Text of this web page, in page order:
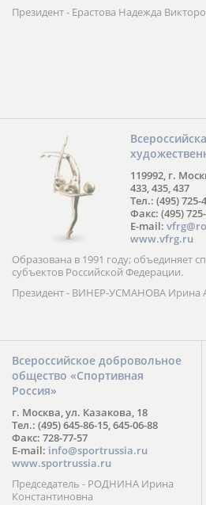
Президент - Ерастова Надежда
119992, г.
433, 435, 437
Тел.: (495) 725-
Факс: (495)
E-mail:
www.vfrg.ru
Образована в 1991 году; объединяет
субъектов Российской Федерации.
Президент - ВИНЕР-УСМАНОВА Ирина
Всероссийское добровольное
общество «Спортивная
Россия»
г. Москва, ул. Казакова, 18
Тел.: (495) 645-86-15, 645-06-88
Факс: 728-77-57
E-mail: info@sportrussia.ru
www.sportrussia.ru
Председатель - РОДНИНА Ирина
Константиновна